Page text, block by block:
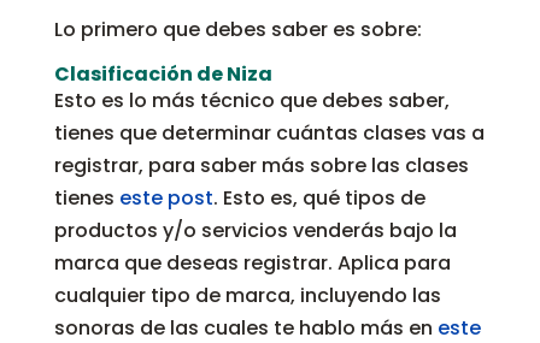
Lo primero que debes saber es sobre:
Clasificación de Niza
Esto es lo más técnico que debes saber,
tienes que determinar cuántas clases vas a
registrar, para saber más sobre las clases
tienes este post. Esto es, qué tipos de
productos y/o servicios venderás bajo la
marca que deseas registrar. Aplica para
cualquier tipo de marca, incluyendo las
sonoras de las cuales te hablo más en este